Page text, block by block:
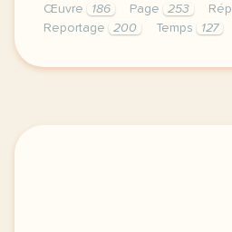
Œuvre
186 Page 253
Reportage
200 Temps 127
le respect de votre vie